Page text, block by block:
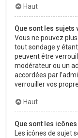
Haut
Que sont les sujets
Vous ne pouvez
tout sondage y
peuvent être
modérateur ou un
accordées par
verrouiller vos
Haut
Que sont les
Les icônes de sujet